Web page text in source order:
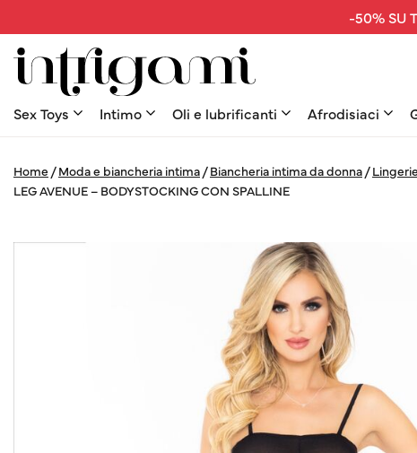
-50% SU
Sex Toys Intimo Oli e lubrificanti Afrodisiaci
Home /Moda e biancheria intima /Biancheria intima da donna /
LEG AVENUE – BODYSTOCKING CON SPALLINE